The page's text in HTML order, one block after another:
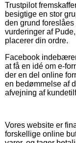
Trustpilot
besigtige en stor
den grund
vurderinger af
placerer din ordre.
Facebook
at få en idé om e-
der en del online
en bedømmelse af
afvejning af
Vores website er
forskellige online